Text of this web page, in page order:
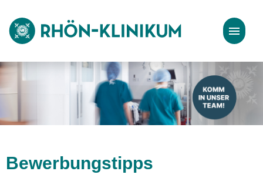
Stellenangebote
Bewerbungstipps
Bewerbungstipps